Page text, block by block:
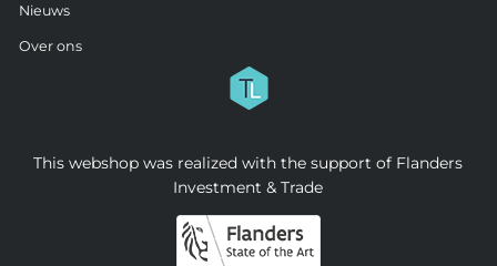
Nieuws
Over ons
This webshop was realized with the support of Flanders
Investment & Trade